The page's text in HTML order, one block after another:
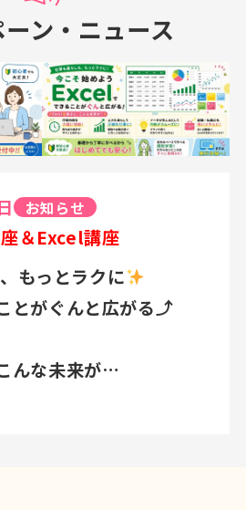
ン・ニュース
お知らせ
＆Excel講座
もっとラクに
とがぐんと広がる⤴
んな未来が…